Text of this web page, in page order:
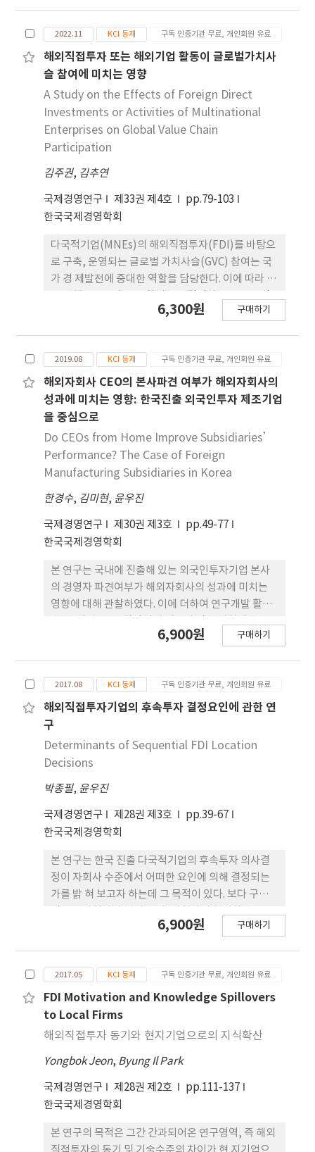
been expanded. From 2007 to 2021, Korea's
foreign direct investment (FDI) to ASEAN
countries increased by about 7.55% annually.
As ASEAN has emerged as an important
economic partner, cooperation in Official
Development Assistance (ODA) has also
strengthened. Between 2007 and 2020, the
size of Korea's ODA to ASEAN countries also
increased by about 11.63% annually. To prove
agriculture sector, FDI and ODA, the
gravitational model was used. As a result of
the analysis, it was found that FDI and ODA
affected agricultural trade. The results imply
that cooperation in the agricultural sector
between Korea and ASEAN should be made
through the establishment of “trade
2022.11 KCI 등재 구독 인증기관 무료, 개인회원 유료
해외직접투자 또는 해외기업 활동이 글로벌가치사
슬 참여에 미치는 영향
A Study on the Effects of Foreign Direct
Investments or Activities of Multinational
Enterprises on Global Value Chain
Participation
김주권, 김추연
국제경영연구 제33권 제4호
pp.79-103
한국국제경영학회
다국적기업(MNEs)의 해외직접투자(FDI)를 바탕으
로 구축, 운영되는 글로벌 가치사슬(GVC) 참여는 국
가 경 제발전에 중대한 역할을 담당한다. 이에 따라 많
의 하나로 FDI에 주목하여 FDI와 GVC참여도 간 관계
들이 FDI 자금 유입 통계를 바탕으로 다국적기업이
수행하는 현지 활동을 파 악하려 했다는 점과 연구 별
로 다른 GVC참여율 측정방식을 적용하는데 기인했을
가능성이 크다. 따라서 본 연구 는 다국적기업의 자회
사의 현지 부가가치 창출 활동을 기반으로 개발된
OECD의 Analytical AMNE 통계와 기 존의 FDI 유
입액 통계가 각각 생산기준 GVC 참여율과 무역기준
GVC 참여율에 미치는 영향을 비교, 분석하는 것을 목
적으로 시행되었다. 2005년부터 2016년까지 43개 국
Analytical AMNE가 FDI 유입액보다 GVC 참여율
설명에 더 적합하다는 사실과 생산기준 GVC 참여율
이 선 행연구를 통해 알려진 주요 결정 요인들의 영향
력 설명에 더 적합할 수 있음을 확인할 수 있었다.
6,300원 구매하기
2019.08 KCI 등재 구독 인증기관 무료, 개인회원 유료
해외자회사 CEO의 본사파견 여부가 해외자회사의
성과에 미치는 영향: 한국진출 외국인투자 제조기업
을 중심으로
Do CEOs from Home Improve Subsidiaries’
Performance? The Case of Foreign
Manufacturing Subsidiaries in Korea
한경수, 김미현, 윤우진
국제경영연구 제30권 제3호
pp.49-77
한국국제경영학회
본 연구는 국내에 진출해 있는 외국인투자기업 본사
의 경영자 파견여부가 해외자회사의 성과에 미치는
영향에 대해 관찰하였다. 이에 더하여 연구개발 활동
변수들의 조절 효과를 규명해 보고자 하였다. 다국적
년도 패널자료를 분석한 본 연구의 실증 결과는 다음
과 같다. 첫째, 국내진출 외 국인투자기업의 최고경영
자가 본사에서 파견한 외국인일 경우 성과에 긍정적
인 영향을 미치는 것을 확인하였다. 둘째, 외국인투자
기업 해외 자회사의 연구개발 활동이 활발할수록 본
치는 영향력이 강화되는 것으로 나타났다.
6,900원 구매하기
2017.08 KCI 등재 구독 인증기관 무료, 개인회원 유료
해외직접투자기업의 후속투자 결정요인에 관한 연
구
Determinants of Sequential FDI Location
Decisions
박종필, 윤우진
국제경영연구 제28권 제3호
pp.39-67
한국국제경영학회
본 연구는 한국 진출 다국적기업의 후속투자 의사결
정이 자회사 수준에서 어떠한 요인에 의해 결정되는
가를 밝 혀 보고자 하는데 그 목적이 있다. 보다 구체
성, 자회사의 지배구조적 특성이 후속투자 의사결정
을 위해서는 산업통상자원부에 외국인직접투자로 등
록된 기업 중 2008년부터 2011년 까지 투자가 이루어
진 468개 제조업체를 대상으로 2006년부터 2015년
까지 총 10년간 기업 연도별 불균형 패 널 데이터,
Taylor 도구변수 방법론(HT-IV 추정)을 사용 하여
분석한 결과, 첫째, 다국적기업의 현지 자회사가 클러
스터에 입지할 경우 후속투자에 긍정적인 영향을 미
회사의 연령이 낮을수록 후속투자 가능성이 높은 것
으로 확인되 었다. 셋째, 다국적기업 현지 자회사의 CI
6,900원 구매하기
2017.05 KCI 등재 구독 인증기관 무료, 개인회원 유료
FDI Motivation and Knowledge Spillovers
to Local Firms
해외직접투자 동기와 현지기업으로의 지식확산
Yongbok Jeon, Byung Il Park
국제경영연구 제28권 제2호
pp.111-137
한국국제경영학회
본 연구의 목적은 그간 간과되어온 연구영역, 즉 해외